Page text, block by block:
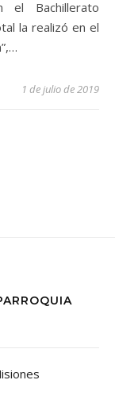
el Bachillerato
la realizó en el
1 de julio de 2019